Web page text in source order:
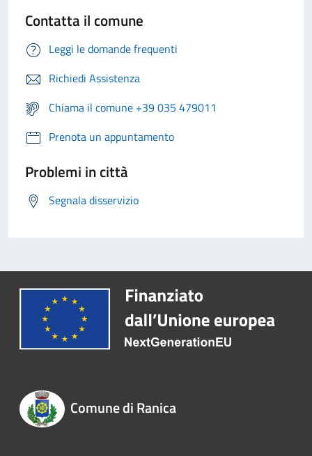
Contatta il comune
Leggi le domande frequenti
Richiedi Assistenza
Chiama il comune +39 035 479011
Prenota un appuntamento
Problemi in città
Segnala disservizio
Comune di Ranica